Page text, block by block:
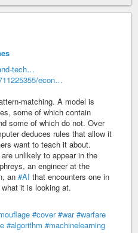
tech…
econ…
matching. A model is
some of which contain
some of which do not. Over
deduces rules that allow it
want to teach it about.
unlikely to appear in the
an engineer at the
an #AI that encounters one in
it is looking at.
#cover #war #warfare
#algorithm #machinelearning